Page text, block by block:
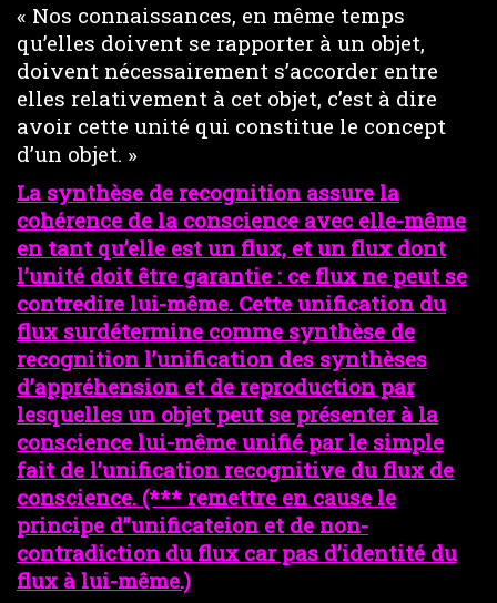
« Nos connaissances, en même temps
qu’elles doivent se rapporter à un objet,
doivent nécessairement s’accorder entre
elles relativement à cet objet, c’est à dire
avoir cette unité qui constitue le concept
d’un objet. »
La synthèse de recognition assure la
cohérence de la conscience avec elle-même
en tant qu’elle est un flux, et un flux dont
l’unité doit être garantie : ce flux ne peut se
contredire lui-même. Cette unification du
flux surdétermine comme synthèse de
recognition l’unification des synthèses
d’appréhension et de reproduction par
lesquelles un objet peut se présenter à la
conscience lui-même unifié par le simple
fait de l’unification recognitive du flux de
conscience. (*** remettre en cause le
principe d”unificateion et de non-
contradiction du flux car pas d’identité du
flux à lui-même.)